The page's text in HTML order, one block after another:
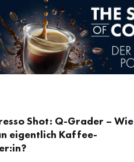
Shot: Q-Grader – Wie
eigentlich Kaffee-